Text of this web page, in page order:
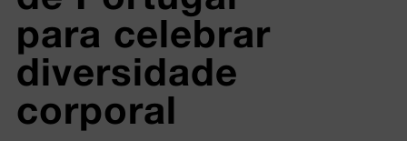
para celebrar
diversidade
corporal